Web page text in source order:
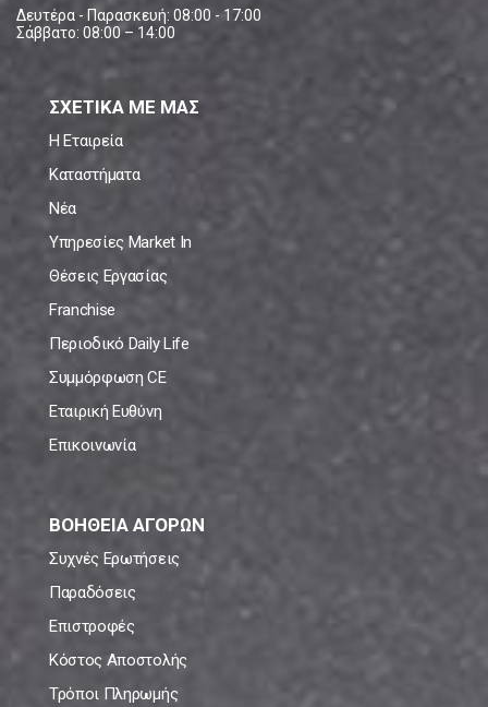
Δευτέρα - Παρασκευή: 08:00 - 17:00
Σάββατο: 08:00 – 14:00
ΣΧΕΤΙΚΑ ΜΕ ΜΑΣ
Η Εταιρεία
Καταστήματα
Νέα
Υπηρεσίες Market In
Θέσεις Εργασίας
Franchise
Περιοδικό Daily Life
Συμμόρφωση CE
Εταιρική Ευθύνη
Επικοινωνία
ΒΟΗΘΕΙΑ ΑΓΟΡΩΝ
Συχνές Ερωτήσεις
Παραδόσεις
Επιστροφές
Κόστος Αποστολής
Τρόποι Πληρωμής